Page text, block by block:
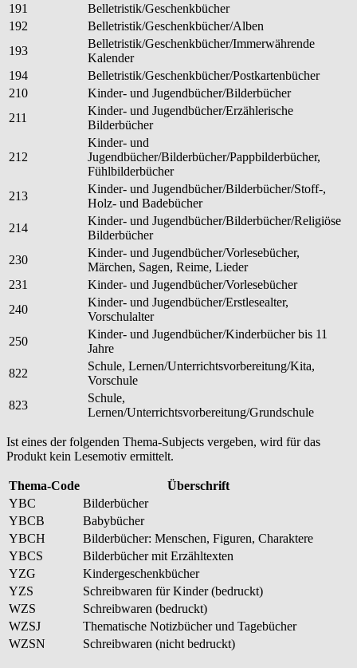
191
Belletristik/Geschenkbücher
192
Belletristik/Geschenkbücher/Alben
193
Belletristik/Geschenkbücher/Immerwährende
Kalender
194
Belletristik/Geschenkbücher/Postkartenbücher
210
Kinder- und Jugendbücher/Bilderbücher
211
Kinder- und Jugendbücher/Erzählerische
Bilderbücher
212
Kinder- und
Jugendbücher/Bilderbücher/Pappbilderbücher,
Fühlbilderbücher
213
Kinder- und Jugendbücher/Bilderbücher/Stoff-,
Holz- und Badebücher
214
Kinder- und Jugendbücher/Bilderbücher/Religiöse
Bilderbücher
230
Kinder- und Jugendbücher/Vorlesebücher,
Märchen, Sagen, Reime, Lieder
231
Kinder- und Jugendbücher/Vorlesebücher
240
Kinder- und Jugendbücher/Erstlesealter,
Vorschulalter
250
Kinder- und Jugendbücher/Kinderbücher bis 11
Jahre
822
Schule, Lernen/Unterrichtsvorbereitung/Kita,
Vorschule
823
Schule,
Lernen/Unterrichtsvorbereitung/Grundschule
Ist eines der folgenden Thema-Subjects vergeben, wird für das
Produkt kein Lesemotiv ermittelt.
Thema-Code
Überschrift
YBC
Bilderbücher
YBCB
Babybücher
YBCH
Bilderbücher: Menschen, Figuren, Charaktere
YBCS
Bilderbücher mit Erzähltexten
YZG
Kindergeschenkbücher
YZS
Schreibwaren für Kinder (bedruckt)
WZS
Schreibwaren (bedruckt)
WZSJ
Thematische Notizbücher und Tagebücher
WZSN
Schreibwaren (nicht bedruckt)